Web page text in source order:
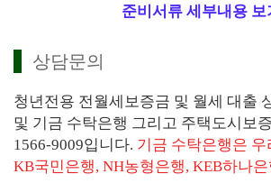
준비서류 세부내용 보
상담문의
청년전용 전월세보증금 및 월세 대출
및 기금 수탁은행 그리고 주택도시보
1566-9009입니다. 기금 수탁은행은
KB국민은행, NH농형은행, KEB하나은